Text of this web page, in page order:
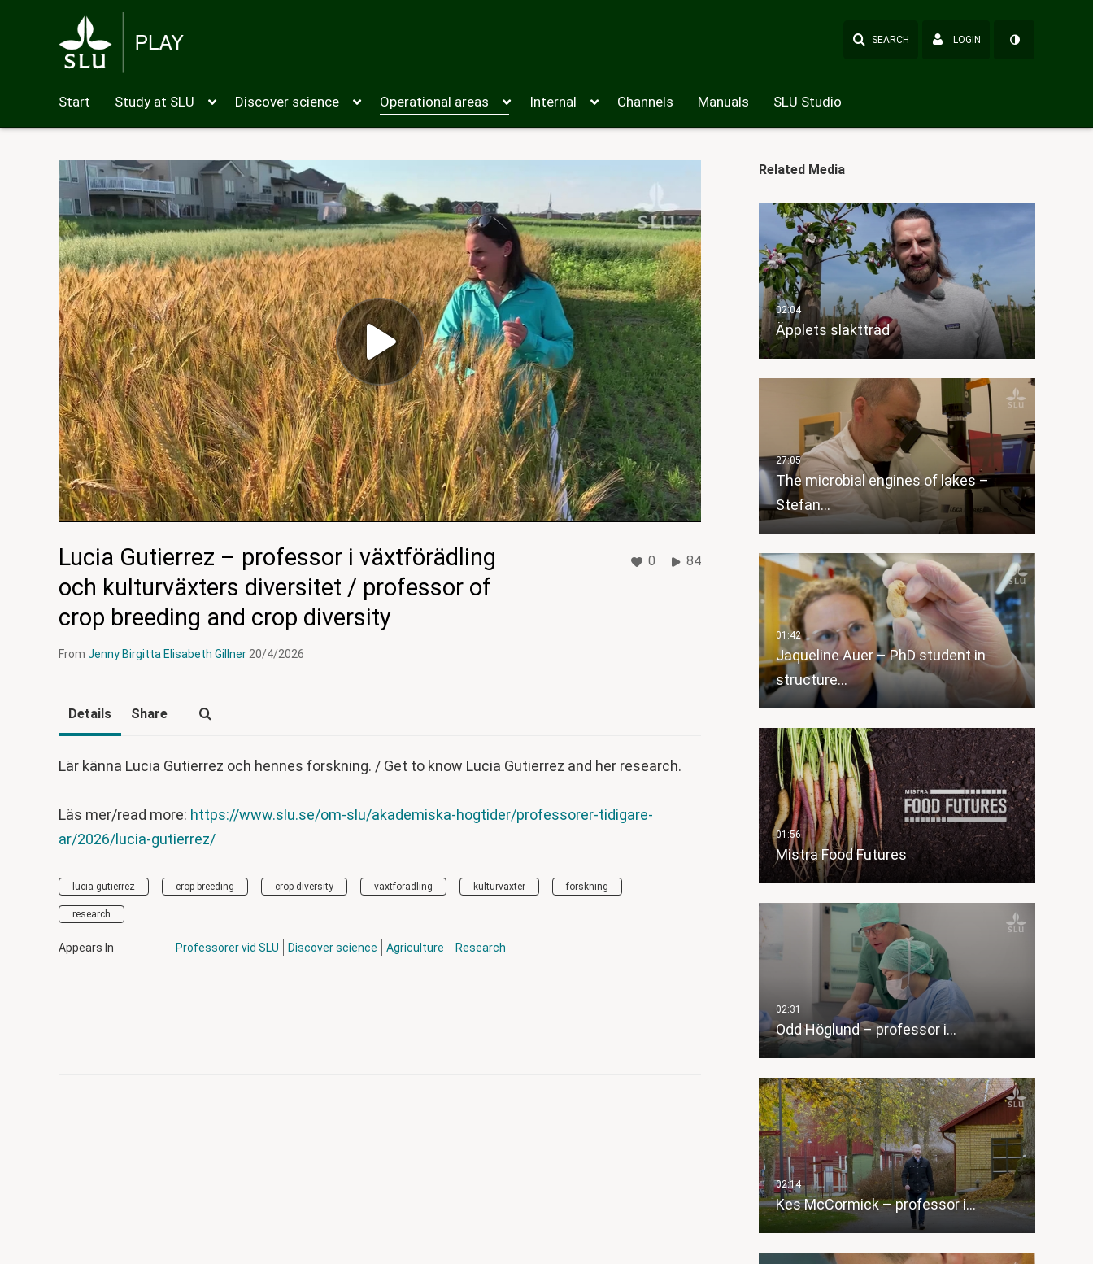
SEARCH LOGIN
Start Study at SLU Discover science Operational areas Internal Channels Manuals SLU Studio
Lucia Gutierrez – professor i växtförädling
och kulturväxters diversitet / professor of
crop breeding and crop diversity
From Jenny Birgitta Elisabeth Gillner20/4/2026
0 84
Related Media
Äpplets släktträd
The microbial engines of lakes –
Stefan…
Jaqueline Auer – PhD student in
structure…
Mistra Food Futures
Odd Höglund – professor i…
Kes McCormick – professor i…
Details Share
Lär känna Lucia Gutierrez och hennes forskning. / Get to know Lucia Gutierrez and her research.
Läs mer/read more: https://www.slu.se/om-slu/akademiska-hogtider/professorer-tidigare-
ar/2026/lucia-gutierrez/
lucia gutierrez crop breeding crop diversity växtförädling kulturväxter forskning
research
Appears In Professorer vid SLU Discover science Agriculture Research